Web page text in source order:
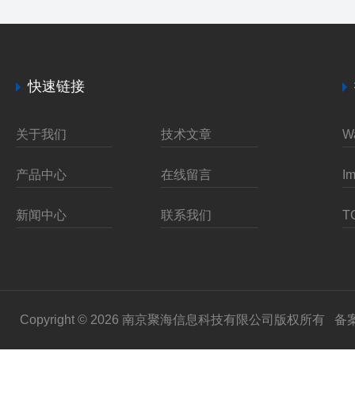
快速链接
关于我们 技术文章
产品中心 在线留言
新闻中心 联系我们
Copyright © 2026 南京聚海信息科技有限公司版权所有 备